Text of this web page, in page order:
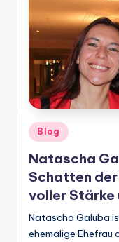
Posted
in
Blog
Natascha
Schatten
voller Stärke
Natascha Galuba
ehemalige Ehefrau